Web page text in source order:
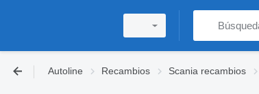
Autoline Recambios Scania recambios